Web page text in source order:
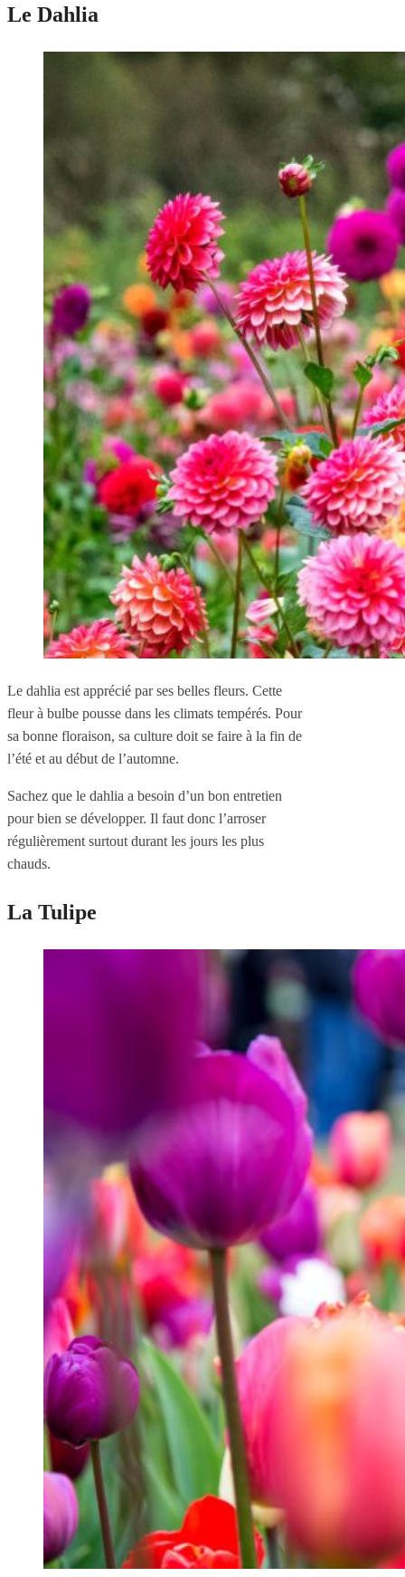
Le Dahlia
Le dahlia est apprécié par ses belles fleurs. Cette
fleur à bulbe pousse dans les climats tempérés. Pour
sa bonne floraison, sa culture doit se faire à la fin de
l’été et au début de l’automne.
Sachez que le dahlia a besoin d’un bon entretien
pour bien se développer. Il faut donc l’arroser
régulièrement surtout durant les jours les plus
chauds.
La Tulipe